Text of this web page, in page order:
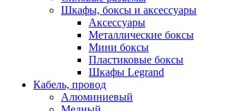
Шкафы, боксы и аксессуары
Аксессуары
Металлические боксы
Мини боксы
Пластиковые боксы
Шкафы Legrand
Кабель, провод
Алюминиевый